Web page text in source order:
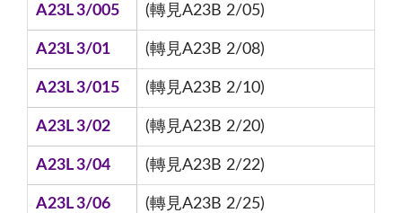
A23L 3/005 (轉見A23B 2/05)
A23L 3/01 (轉見A23B 2/08)
A23L 3/015 (轉見A23B 2/10)
A23L 3/02 (轉見A23B 2/20)
A23L 3/04 (轉見A23B 2/22)
A23L 3/06 (轉見A23B 2/25)